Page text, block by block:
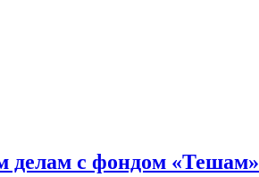
делам с фондом «Тешам»